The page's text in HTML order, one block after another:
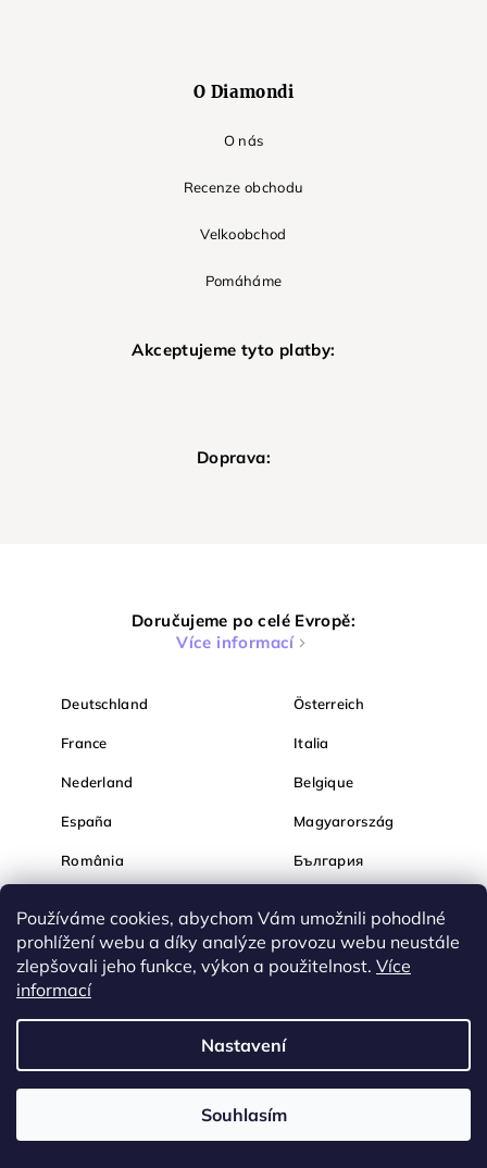
Používáme cookies, abychom Vám umožnili pohodlné
prohlížení webu a díky analýze provozu webu neustále
zlepšovali jeho funkce, výkon a použitelnost. Více
informací
Nastavení
Souhlasím
O Diamondi
O nás
Recenze obchodu
Velkoobchod
Pomáháme
Akceptujeme tyto platby:
Doprava:
Doručujeme po celé Evropě:
Více informací
Deutschland Österreich
France Italia
Nederland Belgique
España Magyarország
România България